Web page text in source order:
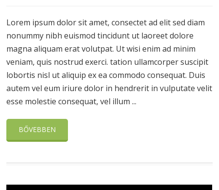
Lorem ipsum dolor sit amet, consectet ad elit sed diam
nonummy nibh euismod tincidunt ut laoreet dolore
magna aliquam erat volutpat. Ut wisi enim ad minim
veniam, quis nostrud exerci. tation ullamcorper suscipit
lobortis nisl ut aliquip ex ea commodo consequat. Duis
autem vel eum iriure dolor in hendrerit in vulputate velit
esse molestie consequat, vel illum ...
BŐVEBBEN